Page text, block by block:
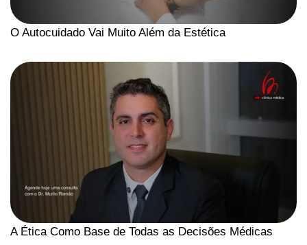
O Autocuidado Vai Muito Além da Estética
A Ética Como Base de Todas as Decisões Médicas